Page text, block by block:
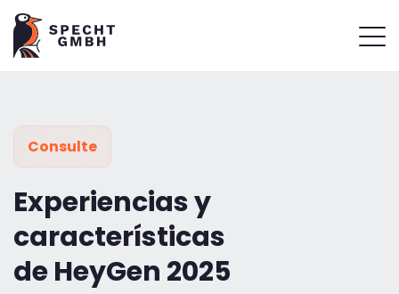
Consulte
Experiencias y
características
de HeyGen 2025